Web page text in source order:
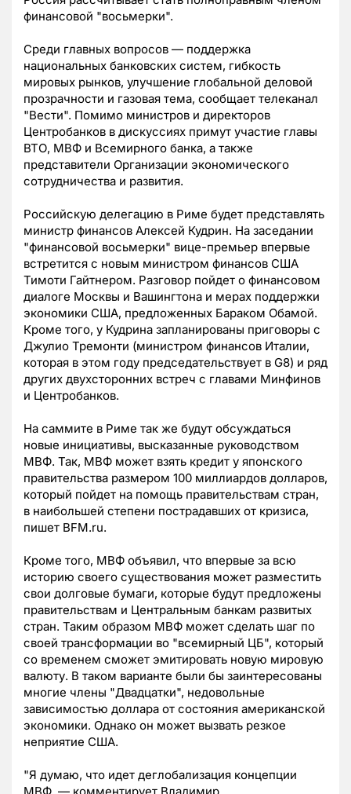
финансовой "восьмерки".
Среди главных вопросов — поддержка
национальных банковских систем, гибкость
мировых рынков, улучшение глобальной деловой
прозрачности и газовая тема, сообщает телеканал
"Вести". Помимо министров и директоров
Центробанков в дискуссиях примут участие главы
ВТО, МВФ и Всемирного банка, а также
представители Организации экономического
сотрудничества и развития.
Российскую делегацию в Риме будет представлять
министр финансов Алексей Кудрин. На заседании
"финансовой восьмерки" вице-премьер впервые
встретится с новым министром финансов США
Тимоти Гайтнером. Разговор пойдет о финансовом
диалоге Москвы и Вашингтона и мерах поддержки
экономики США, предложенных Бараком Обамой.
Кроме того, у Кудрина запланированы приговоры с
Джулио Тремонти (министром финансов Италии,
которая в этом году председательствует в G8) и ряд
других двухсторонних встреч с главами Минфинов
и Центробанков.
На саммите в Риме так же будут обсуждаться
новые инициативы, высказанные руководством
МВФ. Так, МВФ может взять кредит у японского
правительства размером 100 миллиардов долларов,
который пойдет на помощь правительствам стран,
в наибольшей степени пострадавших от кризиса,
пишет BFM.ru.
Кроме того, МВФ объявил, что впервые за всю
историю своего существования может разместить
свои долговые бумаги, которые будут предложены
правительствам и Центральным банкам развитых
стран. Таким образом МВФ может сделать шаг по
своей трансформации во "всемирный ЦБ", который
со временем сможет эмитировать новую мировую
валюту. В таком варианте были бы заинтересованы
многие члены "Двадцатки", недовольные
зависимостью доллара от состояния американской
экономики. Однако он может вызвать резкое
неприятие США.
"Я думаю, что идет деглобализация концепции